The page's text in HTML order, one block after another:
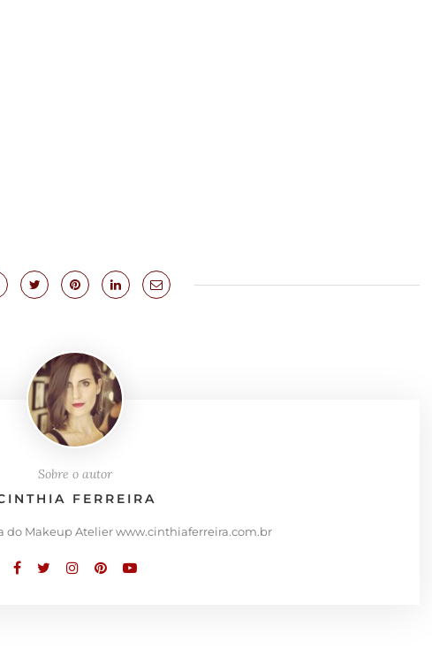
Sobre o autor
FERREIRA
do Makeup Atelier www.cinthiaferreira.com.br